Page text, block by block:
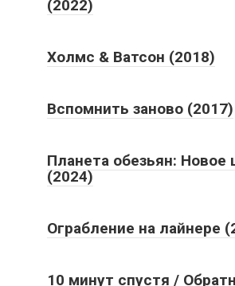
(2022)
Холмс & Ватсон (2018)
Вспомнить заново (2017)
Планета обезьян: Новое
(2024)
Ограбление на лайнере
10 минут спустя /